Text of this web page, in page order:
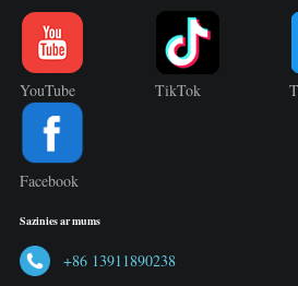
YouTube TikTok
Facebook
Sazinies ar mums
+86 13911890238